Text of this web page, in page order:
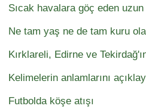
Sıcak havalara göç eden
Ne tam yaş ne de tam kuru
Kırklareli, Edirne ve
Kelimelerin anlamlarını
Futbolda köşe atışı